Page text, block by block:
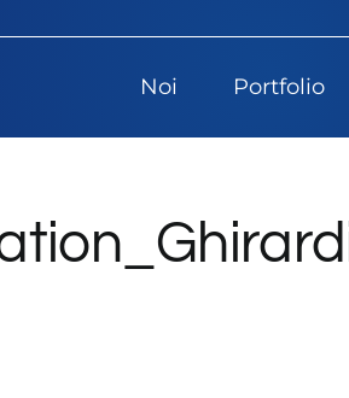
Noi Portfolio